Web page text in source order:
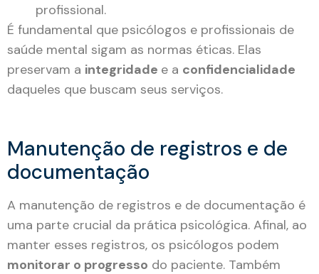
profissional.
É fundamental que psicólogos e profissionais de
saúde mental sigam as normas éticas. Elas
preservam a integridade e a confidencialidade
daqueles que buscam seus serviços.
Manutenção de registros e de
documentação
A manutenção de registros e de documentação é
uma parte crucial da prática psicológica. Afinal, ao
manter esses registros, os psicólogos podem
monitorar o progresso do paciente. Também